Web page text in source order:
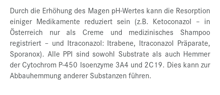
Durch die Erhöhung des Magen pH-Wertes kann die Resorption
einiger Medikamente reduziert sein (z.B. Ketoconazol – in
Österreich nur als Creme und medizinisches Shampoo
registriert – und Itraconazol: Itrabene, Itraconazol Präparate,
Sporanox). Alle PPI sind sowohl Substrate als auch Hemmer
der Cytochrom P-450 Isoenzyme 3A4 und 2C19. Dies kann zur
Abbauhemmung anderer Substanzen führen.